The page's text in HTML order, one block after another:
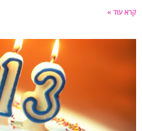
עוד »